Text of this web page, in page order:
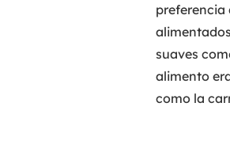
preferencia
suaves
alimento
como la